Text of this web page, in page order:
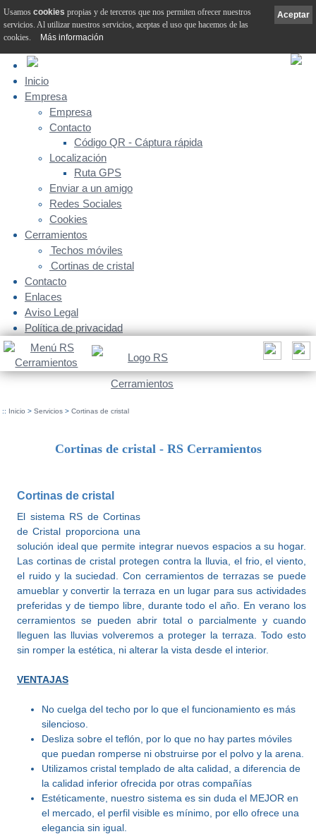
Inicio
Empresa
Empresa
Contacto
Código QR - Cáptura rápida
Localización
Ruta GPS
Enviar a un amigo
Redes Sociales
Cookies
Cerramientos
Techos móviles
Cortinas de cristal
Contacto
Enlaces
Aviso Legal
Política de privacidad
:: Inicio > Servicios > Cortinas de cristal
Cortinas de cristal - RS Cerramientos
Cortinas de cristal
El sistema RS de Cortinas
de Cristal proporciona una
solución ideal que permite integrar nuevos espacios a su hogar.
Las cortinas de cristal protegen contra la lluvia, el frio, el viento,
el ruido y la suciedad. Con cerramientos de terrazas se puede
amueblar y convertir la terraza en un lugar para sus actividades
preferidas y de tiempo libre, durante todo el año. En verano los
cerramientos se pueden abrir total o parcialmente y cuando
lleguen las lluvias volveremos a proteger la terraza. Todo esto
sin romper la estética, ni alterar la vista desde el interior.
VENTAJAS
No cuelga del techo por lo que el funcionamiento es más
silencioso.
Desliza sobre el teflón, por lo que no hay partes móviles
que puedan romperse ni obstruirse por el polvo y la arena.
Utilizamos cristal templado de alta calidad, a diferencia de
la calidad inferior ofrecida por otras compañías
Estéticamente, nuestro sistema es sin duda el MEJOR en
el mercado, el perfil visible es mínimo, por ello ofrece una
elegancia sin igual.
Aceptar
Usamos cookies propias y de terceros que nos permiten ofrecer nuestros
servicios. Al utilizar nuestros servicios, aceptas el uso que hacemos de las
cookies.
Más información